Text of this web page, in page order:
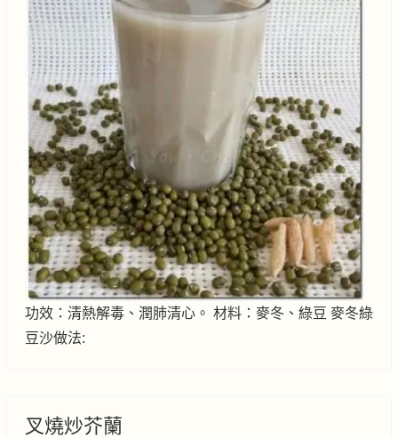
功效：清熱解毒、潤肺清心。 材料：麥冬、綠豆 麥冬綠
豆沙做法:
叉燒炒芥蘭